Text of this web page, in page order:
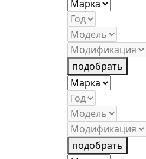
подобрать
подобрать